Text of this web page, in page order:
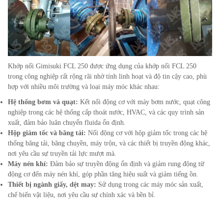
Khớp nối Gimisuki FCL 250 được ứng dụng của khớp nối FCL 250
trong công nghiệp rất rộng rãi nhờ tính linh hoạt và độ tin cậy cao, phù
hợp với nhiều môi trường và loại máy móc khác nhau:
Hệ thống bơm và quạt: Kết nối động cơ với máy bơm nước, quạt công
nghiệp trong các hệ thống cấp thoát nước, HVAC, và các quy trình sản
xuất, đảm bảo luân chuyển fluida ổn định.
Hộp giảm tốc và băng tải: Nối động cơ với hộp giảm tốc trong các hệ
thống băng tải, băng chuyền, máy trộn, và các thiết bị truyền động khác,
nơi yêu cầu sự truyền tải lực mượt mà.
Máy nén khí: Đảm bảo sự truyền động ổn định và giảm rung động từ
động cơ đến máy nén khí, góp phần tăng hiệu suất và giảm tiếng ồn.
Thiết bị ngành giấy, dệt may: Sử dụng trong các máy móc sản xuất,
chế biến vật liệu, nơi yêu cầu sự chính xác và bền bỉ.